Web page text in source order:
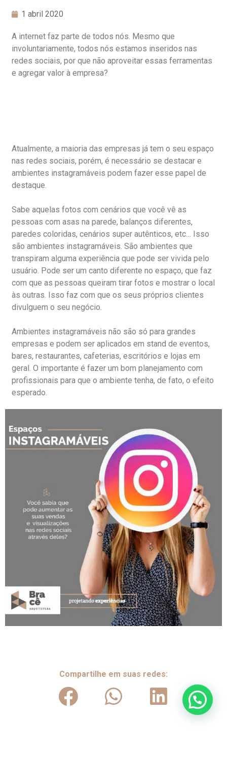
1 abril 2020
A internet faz parte de todos nós. Mesmo que
involuntariamente, todos nós estamos inseridos nas
redes sociais, por que não aproveitar essas ferramentas
e agregar valor à empresa?
Atualmente, a maioria das empresas já tem o seu espaço
nas redes sociais, porém, é necessário se destacar e
ambientes instagramáveis podem fazer esse papel de
destaque.
Sabe aquelas fotos com cenários que você vê as
pessoas com asas na parede, balanços diferentes,
paredes coloridas, cenários super autênticos, etc… Isso
são ambientes instagramáveis. São ambientes que
transpiram alguma experiência que pode ser vivida pelo
usuário. Pode ser um canto diferente no espaço, que faz
com que as pessoas queiram tirar fotos e mostrar o local
às outras. Isso faz com que os seus próprios clientes
divulguem o seu negócio.
Ambientes instagramáveis não são só para grandes
empresas e podem ser aplicados em stand de eventos,
bares, restaurantes, cafeterias, escritórios e lojas em
geral. O importante é fazer um bom planejamento com
profissionais para que o ambiente tenha, de fato, o efeito
esperado.
Compartilhe em suas redes: